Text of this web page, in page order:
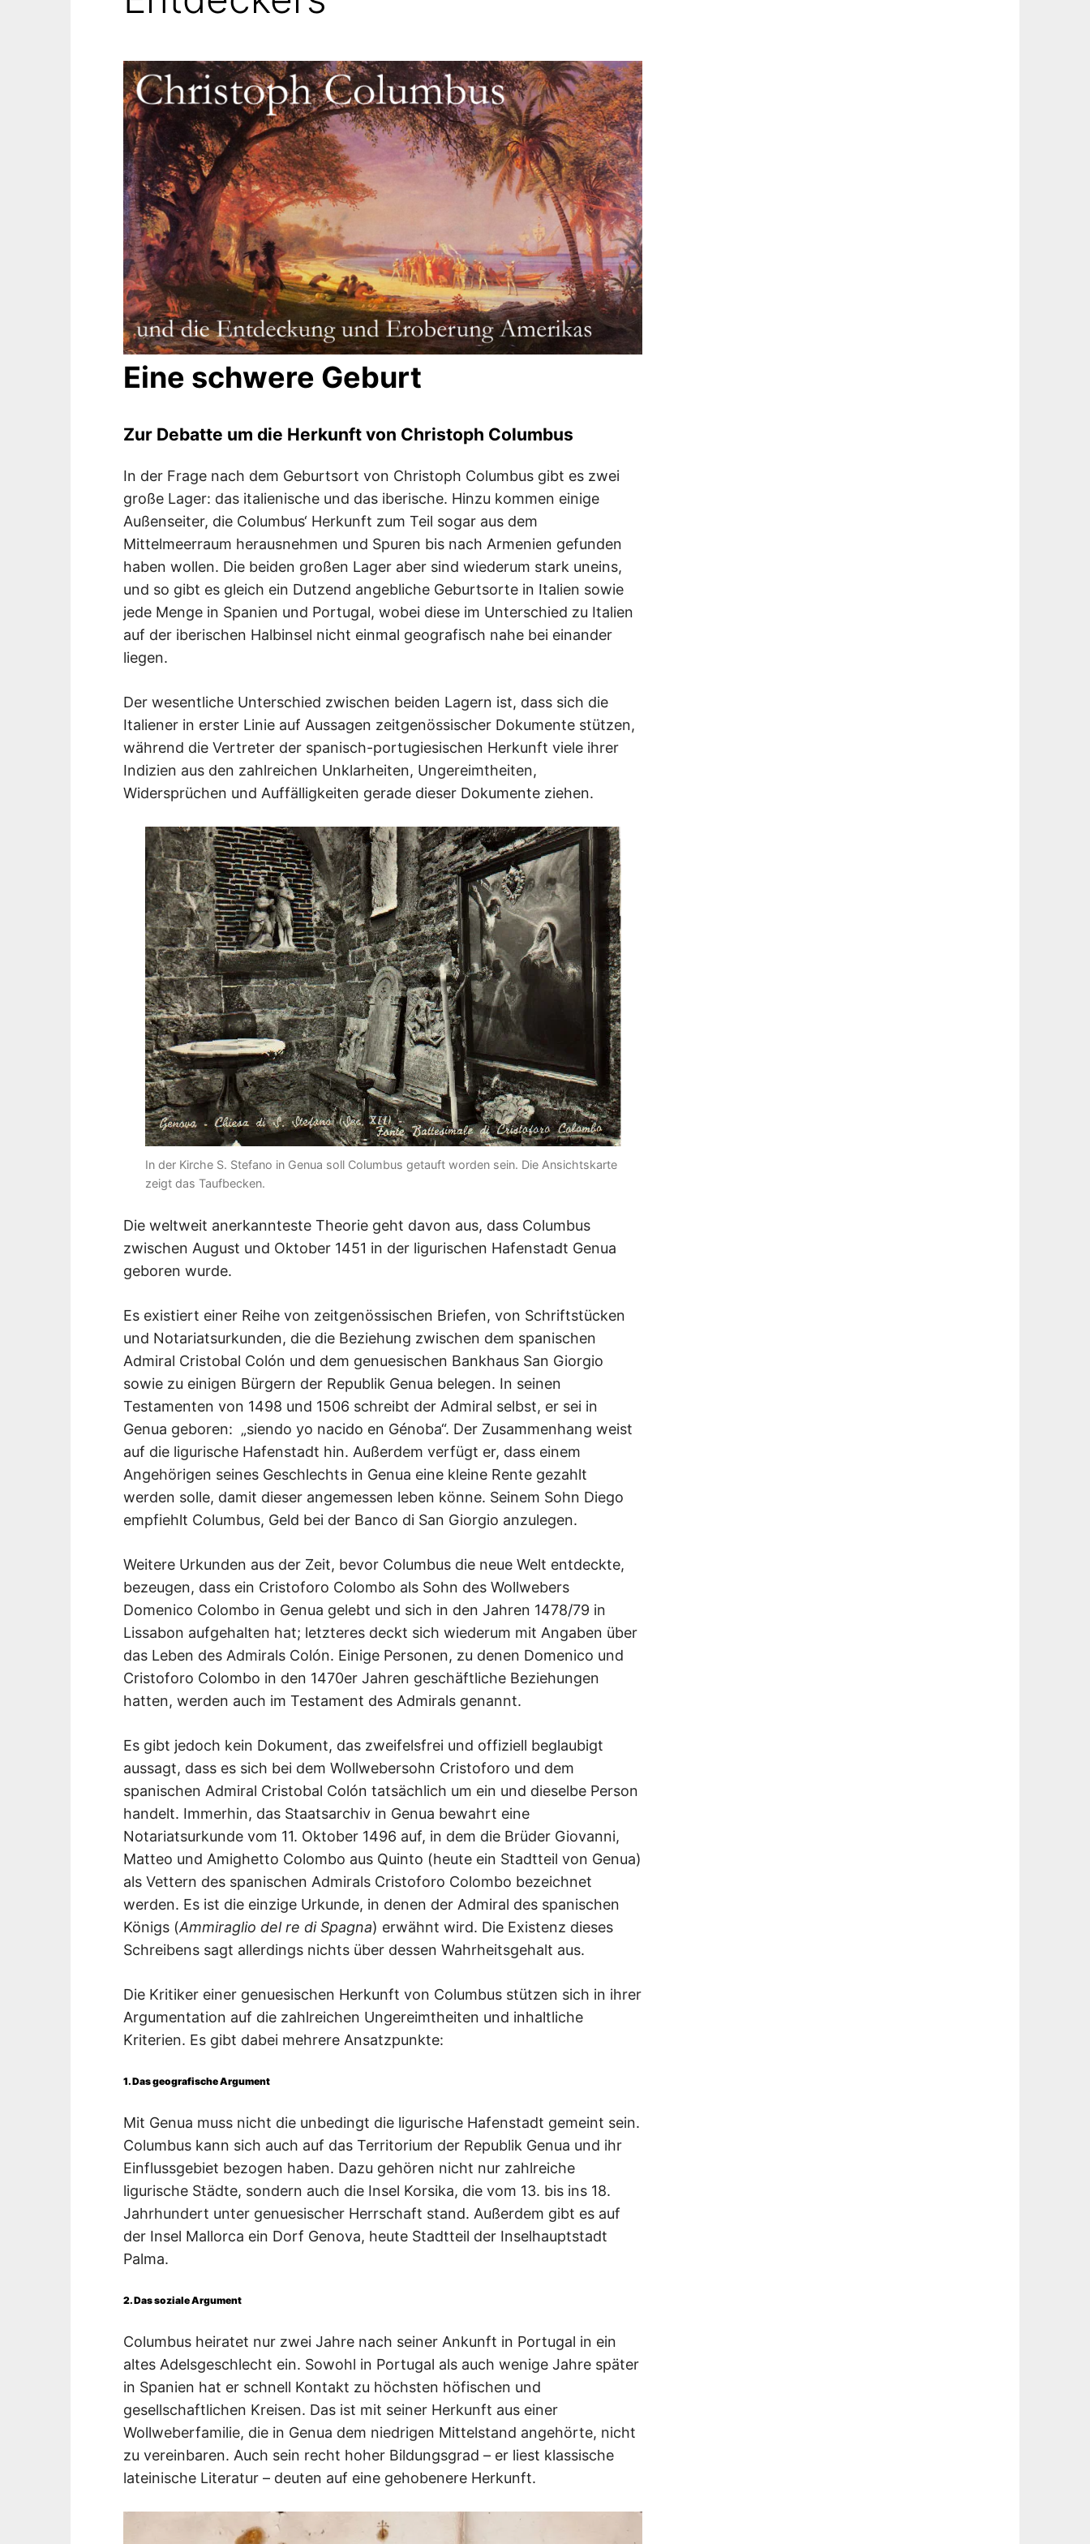
Eine schwere Geburt
Zur Debatte um die Herkunft von Christoph Columbus
In der Frage nach dem Geburtsort von Christoph Columbus gibt es zwei
große Lager: das italienische und das iberische. Hinzu kommen einige
Außenseiter, die Columbus‘ Herkunft zum Teil sogar aus dem
Mittelmeerraum herausnehmen und Spuren bis nach Armenien gefunden
haben wollen. Die beiden großen Lager aber sind wiederum stark uneins,
und so gibt es gleich ein Dutzend angebliche Geburtsorte in Italien sowie
jede Menge in Spanien und Portugal, wobei diese im Unterschied zu Italien
auf der iberischen Halbinsel nicht einmal geografisch nahe bei einander
liegen.
Der wesentliche Unterschied zwischen beiden Lagern ist, dass sich die
Italiener in erster Linie auf Aussagen zeitgenössischer Dokumente stützen,
während die Vertreter der spanisch-portugiesischen Herkunft viele ihrer
Indizien aus den zahlreichen Unklarheiten, Ungereimtheiten,
Widersprüchen und Auffälligkeiten gerade dieser Dokumente ziehen.
In der Kirche S. Stefano in Genua soll Columbus getauft worden sein. Die Ansichtskarte
zeigt das Taufbecken.
Die weltweit anerkannteste Theorie geht davon aus, dass Columbus
zwischen August und Oktober 1451 in der ligurischen Hafenstadt Genua
geboren wurde.
Es existiert einer Reihe von zeitgenössischen Briefen, von Schriftstücken
und Notariatsurkunden, die die Beziehung zwischen dem spanischen
Admiral Cristobal Colón und dem genuesischen Bankhaus San Giorgio
sowie zu einigen Bürgern der Republik Genua belegen. In seinen
Testamenten von 1498 und 1506 schreibt der Admiral selbst, er sei in
Genua geboren: „siendo yo nacido en Génoba“. Der Zusammenhang weist
auf die ligurische Hafenstadt hin. Außerdem verfügt er, dass einem
Angehörigen seines Geschlechts in Genua eine kleine Rente gezahlt
werden solle, damit dieser angemessen leben könne. Seinem Sohn Diego
empfiehlt Columbus, Geld bei der Banco di San Giorgio anzulegen.
Weitere Urkunden aus der Zeit, bevor Columbus die neue Welt entdeckte,
bezeugen, dass ein Cristoforo Colombo als Sohn des Wollwebers
Domenico Colombo in Genua gelebt und sich in den Jahren 1478/79 in
Lissabon aufgehalten hat; letzteres deckt sich wiederum mit Angaben über
das Leben des Admirals Colón. Einige Personen, zu denen Domenico und
Cristoforo Colombo in den 1470er Jahren geschäftliche Beziehungen
hatten, werden auch im Testament des Admirals genannt.
Es gibt jedoch kein Dokument, das zweifelsfrei und offiziell beglaubigt
aussagt, dass es sich bei dem Wollwebersohn Cristoforo und dem
spanischen Admiral Cristobal Colón tatsächlich um ein und dieselbe Person
handelt. Immerhin, das Staatsarchiv in Genua bewahrt eine
Notariatsurkunde vom 11. Oktober 1496 auf, in dem die Brüder Giovanni,
Matteo und Amighetto Colombo aus Quinto (heute ein Stadtteil von Genua)
als Vettern des spanischen Admirals Cristoforo Colombo bezeichnet
werden. Es ist die einzige Urkunde, in denen der Admiral des spanischen
Königs (Ammiraglio del re di Spagna) erwähnt wird. Die Existenz dieses
Schreibens sagt allerdings nichts über dessen Wahrheitsgehalt aus.
Die Kritiker einer genuesischen Herkunft von Columbus stützen sich in ihrer
Argumentation auf die zahlreichen Ungereimtheiten und inhaltliche
Kriterien. Es gibt dabei mehrere Ansatzpunkte:
1. Das geografische Argument
Mit Genua muss nicht die unbedingt die ligurische Hafenstadt gemeint sein.
Columbus kann sich auch auf das Territorium der Republik Genua und ihr
Einflussgebiet bezogen haben. Dazu gehören nicht nur zahlreiche
ligurische Städte, sondern auch die Insel Korsika, die vom 13. bis ins 18.
Jahrhundert unter genuesischer Herrschaft stand. Außerdem gibt es auf
der Insel Mallorca ein Dorf Genova, heute Stadtteil der Inselhauptstadt
Palma.
2. Das soziale Argument
Columbus heiratet nur zwei Jahre nach seiner Ankunft in Portugal in ein
altes Adelsgeschlecht ein. Sowohl in Portugal als auch wenige Jahre später
in Spanien hat er schnell Kontakt zu höchsten höfischen und
gesellschaftlichen Kreisen. Das ist mit seiner Herkunft aus einer
Wollweberfamilie, die in Genua dem niedrigen Mittelstand angehörte, nicht
zu vereinbaren. Auch sein recht hoher Bildungsgrad – er liest klassische
lateinische Literatur – deuten auf eine gehobenere Herkunft.